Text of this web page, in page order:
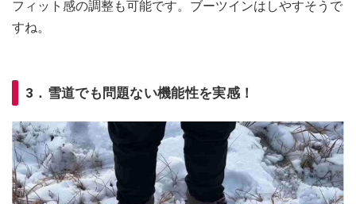
フィット感の調整も可能です。ブーツインはしやすそうで
すね。
3．雪道でも問題ない機能性を実感！